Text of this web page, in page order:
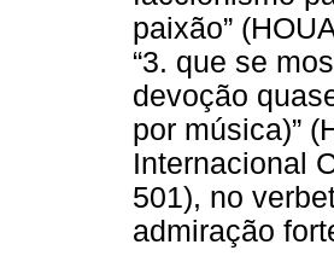
paixão”
“3. que se
devoção
por música)”
Internacional
501), no
admiração